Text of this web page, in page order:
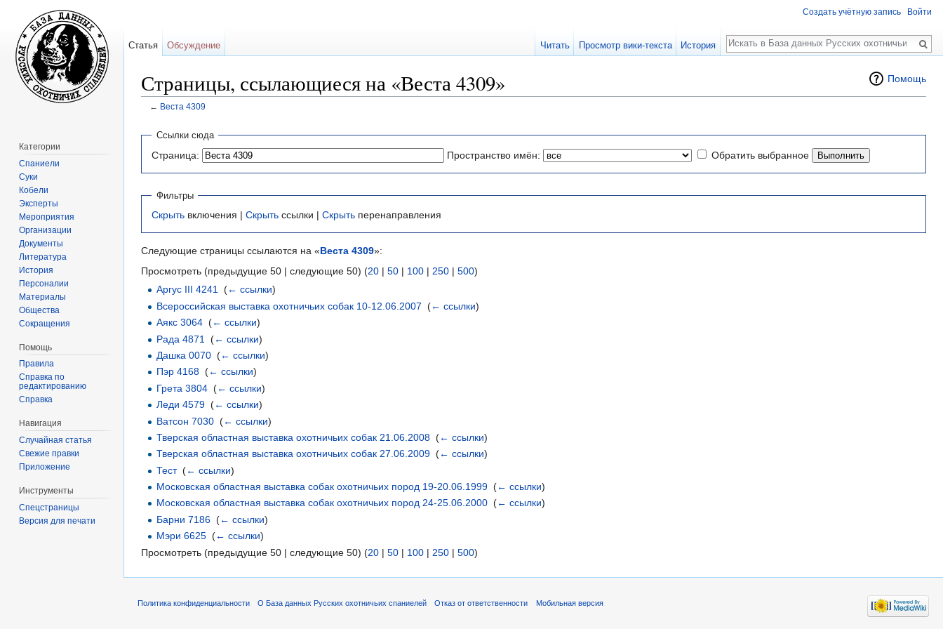
Помощь
Страницы, ссылающиеся на «Веста 4309»
← Веста 4309
Ссылки сюда
Страница: Пространство имён: Обратить выбранное
Фильтры
Скрыть включения | Скрыть ссылки | Скрыть перенаправления
Следующие страницы ссылаются на «Веста 4309»:
Просмотреть (предыдущие 50 | следующие 50) (20 | 50 | 100 | 250 | 500)
Аргус III 4241 ‎(← ссылки)
Всероссийская выставка охотничьих собак 10-12.06.2007 ‎(← ссылки)
Аякс 3064 ‎(← ссылки)
Рада 4871
‎(← ссылки)
Дашка 0070 ‎(← ссылки)
Пэр 4168 ‎(← ссылки)
Грета 3804 ‎(← ссылки)
Леди 4579 ‎(← ссылки)
Ватсон 7030 ‎(← ссылки)
Тверская областная выставка охотничьих собак 21.06.2008 ‎(← ссылки)
Тверская областная выставка охотничьих собак 27.06.2009 ‎(← ссылки)
Тест‎(← ссылки)
Московская областная выставка собак охотничьих пород 19-20.06.1999 ‎(← ссылки)
Московская областная выставка собак охотничьих пород 24-25.06.2000 ‎(← ссылки)
Барни 7186 ‎(← ссылки)
Мэри 6625 ‎(← ссылки)
Просмотреть (предыдущие 50 | следующие 50) (20 | 50 | 100 | 250 | 500)
Создать учётную запись Войти
Статья Обсуждение Читать Просмотр вики-текста История
Поиск
Категории
Спаниели
Суки
Кобели
Эксперты
Мероприятия
Организации
Документы
Литература
История
Персоналии
Материалы
Общества
Сокращения
Помощь
Правила
Справка по
редактированию
Справка
Навигация
Случайная статья
Свежие правки
Приложение
Инструменты
Спецстраницы
Версия для печати
Политика конфиденциальности О База данных Русских охотничьих спаниелей Отказ от ответственности Мобильная версия